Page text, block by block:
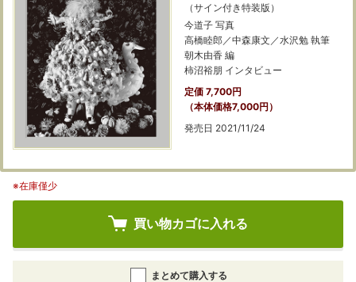
（サイン付き特装版）
今道子 写真
高橋睦郎／中森康文／水沢勉 執筆
朝木由香 編
柿沼裕朋 インタビュー
定価 7,700円
（本体価格7,000円）
発売日 2021/11/24
※在庫僅少
買い物カゴに入れる
まとめて購入する